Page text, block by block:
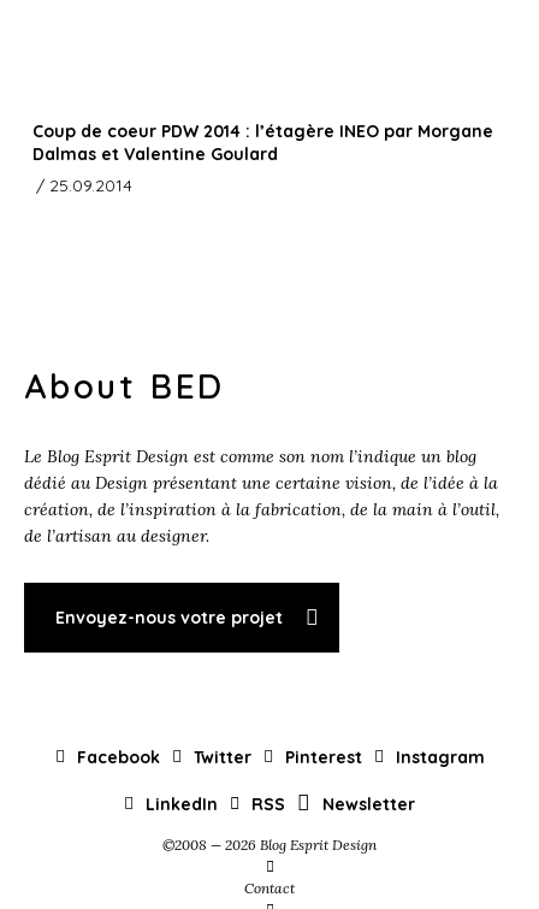
Coup de coeur PDW 2014 : l’étagère INEO par Morgane
Dalmas et Valentine Goulard
/ 25.09.2014
About BED
Le Blog Esprit Design est comme son nom l’indique un blog
dédié au Design présentant une certaine vision, de l’idée à la
création, de l’inspiration à la fabrication, de la main à l’outil,
de l’artisan au designer.
Envoyez-nous votre projet
Facebook Twitter Pinterest Instagram
LinkedIn RSS Newsletter
©2008 — 2026 Blog Esprit Design
Contact